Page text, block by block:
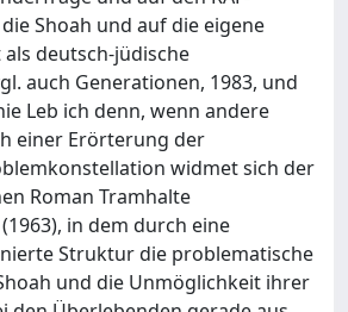
Shoah und auf die eigene
deutsch-jüdische
auch Generationen, 1983, und
Leb ich denn, wenn andere
einer Erörterung der
widmet sich der
Roman Tramhalte
in dem durch eine
Struktur die problematische
und die Unmöglichkeit ihrer